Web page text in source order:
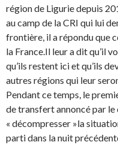
région de Ligurie depuis
au camp de la CRI qui lui
frontière, il a répondu que
la France.Il leur a dit qu’il
qu’ils restent ici et qu’ils
autres régions qui leur
Pendant ce temps, le
de transfert annoncé par
« décompresser »la
parti dans la nuit